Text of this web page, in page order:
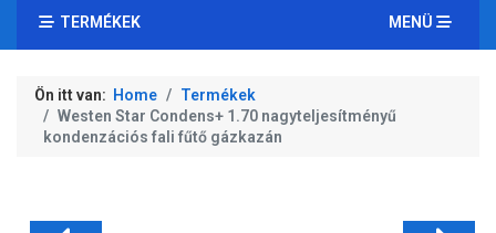
TERMÉKEK MENÜ
Ön itt van: Home
Termékek
Westen Star Condens+ 1.70 nagyteljesítményű
kondenzációs fali fűtő gázkazán